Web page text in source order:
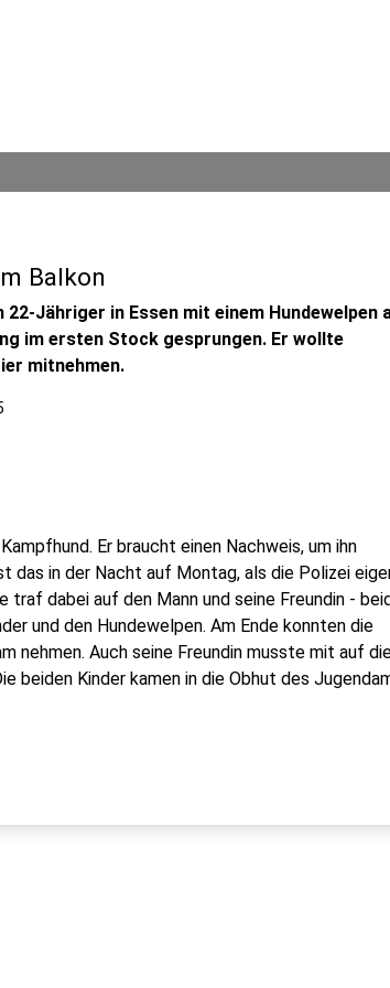
Balkon
Jähriger in Essen mit einem Hundewelpen
im ersten Stock gesprungen. Er wollte
mitnehmen.
Er braucht einen Nachweis, um ihn
das in der Nacht auf Montag, als die Polizei
traf dabei auf den Mann und seine Freundin -
und den Hundewelpen. Am Ende konnten die
nehmen. Auch seine Freundin musste mit auf
beiden Kinder kamen in die Obhut des